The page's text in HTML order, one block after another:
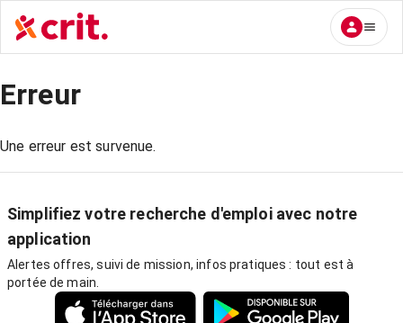
Erreur
Une erreur est survenue.
Simplifiez votre recherche d'emploi avec notre
application
Alertes offres, suivi de mission, infos pratiques : tout est à
portée de main.